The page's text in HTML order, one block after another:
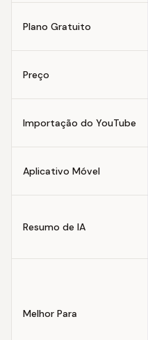
Plano Gratuito
Preço
Importação do YouTube
Aplicativo Móvel
Resumo de IA
Melhor Para